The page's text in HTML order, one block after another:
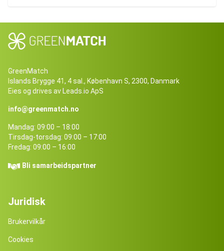
GreenMatch
Islands Brygge 41, 4 sal., København S, 2300, Danmark
Eies og drives av Leads.io ApS
info@greenmatch.no
Mandag: 09:00 – 18:00
Tirsdag-torsdag: 09:00 – 17:00
Fredag: 09:00 – 16:00
Bli samarbeidspartner
Juridisk
Brukervilkår
Cookies